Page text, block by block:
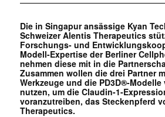
Die in Singapur ansässige Kyan
Schweizer Alentis Therapeutics
Forschungs- und
Modell-Expertise der Berliner
nehmen diese mit in die
Zusammen wollen die drei Partner
Werkzeuge und die PD3D®-
nutzen, um die Claudin-1-
voranzutreiben, das Steckenpferd
Therapeutics.